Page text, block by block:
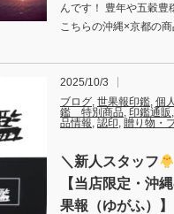
んです！ 豊年や五穀豊
こちらの沖縄×京都の
2025/10/3
ブログ, 世果報印鑑, 個
鑑 特別商品, 印鑑通販 ,
品情報, 認印, 贈り物・
＼新人スタッフ
【当店限定・沖
果報（ゆがふ）】